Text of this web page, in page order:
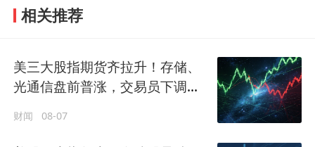
相关推荐
美三大股指期货齐拉升！存储、
光通信盘前普涨，交易员下调美
财闻 08-07